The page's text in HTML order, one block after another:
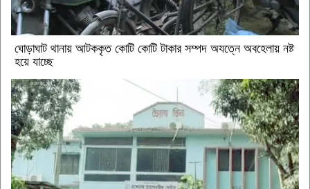
ঘোড়াঘাট থানায় আটককৃত কোটি কোটি টাকার সম্পদ অযত্নে অবহেলায় নষ্ট
হয়ে যাচ্ছে